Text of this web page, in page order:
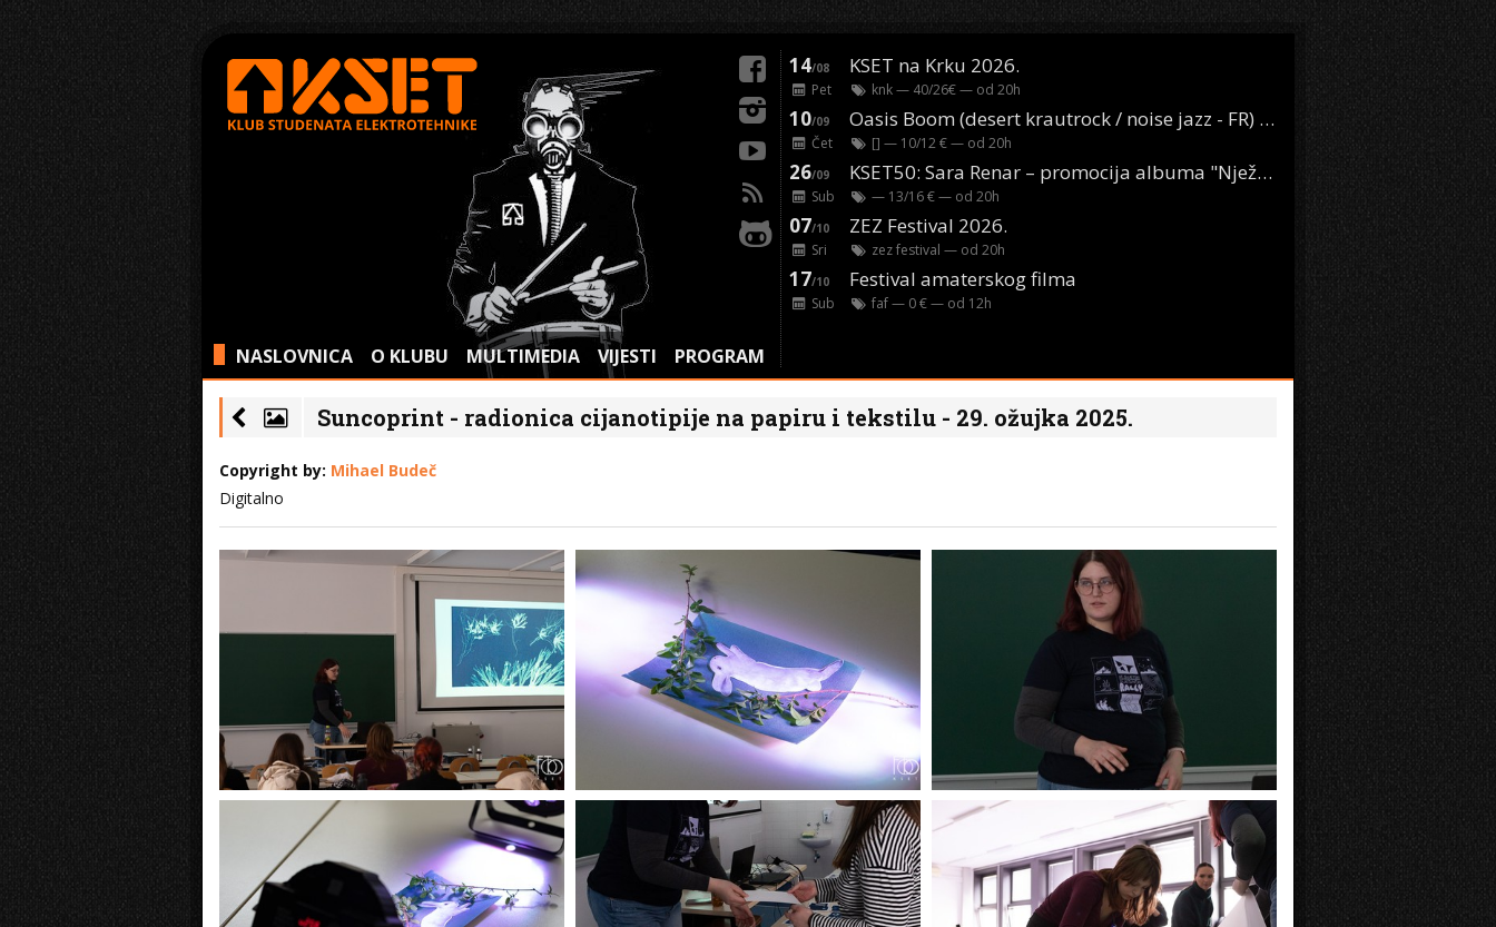
NASLOVNICA O KLUBU MULTIMEDIA VIJESTI PROGRAM
14/08 KSET na Krku 2026.
Pet knk— 40/26€ — od 20h
10/09 Oasis Boom (desert krautrock / noise jazz - FR) @ KONTEJNER
Čet [] — 10/12 € — od 20h
26/09 KSET50: Sara Renar – promocija albuma "Nježne riječi" @ Močvara
Sub — 13/16 € — od 20h
07/10 ZEZ Festival 2026.
Sri zez festival — od 20h
17/10 Festival amaterskog filma
Sub faf— 0 € — od 12h
Suncoprint - radionica cijanotipije na papiru i tekstilu - 29. ožujka 2025.
Copyright by: Mihael Budeč
Digitalno